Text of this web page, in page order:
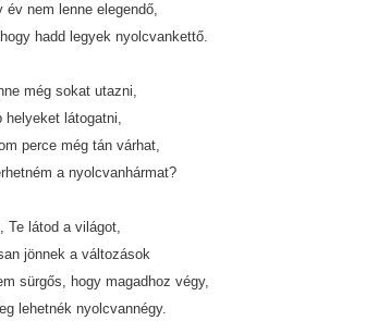
év nem lenne elegendő,
hadd legyek nyolcvankettő.
még sokat utazni,
helyeket látogatni,
perce még tán várhat,
a nyolcvanhármat?
Te látod a világot,
jönnek a változások
sürgős, hogy magadhoz végy,
lehetnék nyolcvannégy.